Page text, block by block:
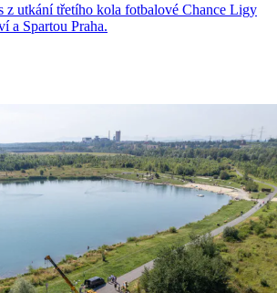
z utkání třetího kola fotbalové Chance Ligy
a Spartou Praha.